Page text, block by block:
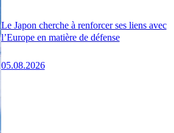
Le Japon cherche à renforcer ses liens avec
l’Europe en matière de défense
05.08.2026